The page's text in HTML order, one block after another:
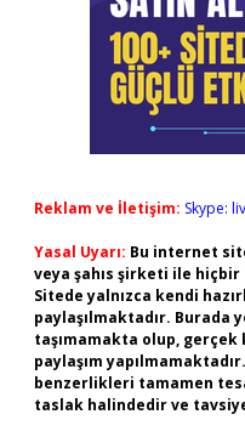
Reklam ve İletişim: Skype:
Yasal Uyarı: Bu internet
veya şahıs şirketi ile hiçbir
Sitede yalnızca kendi
paylaşılmaktadır.
taşımamakta olup,
paylaşım
benzerlikleri tamamen
taslak halindedir ve